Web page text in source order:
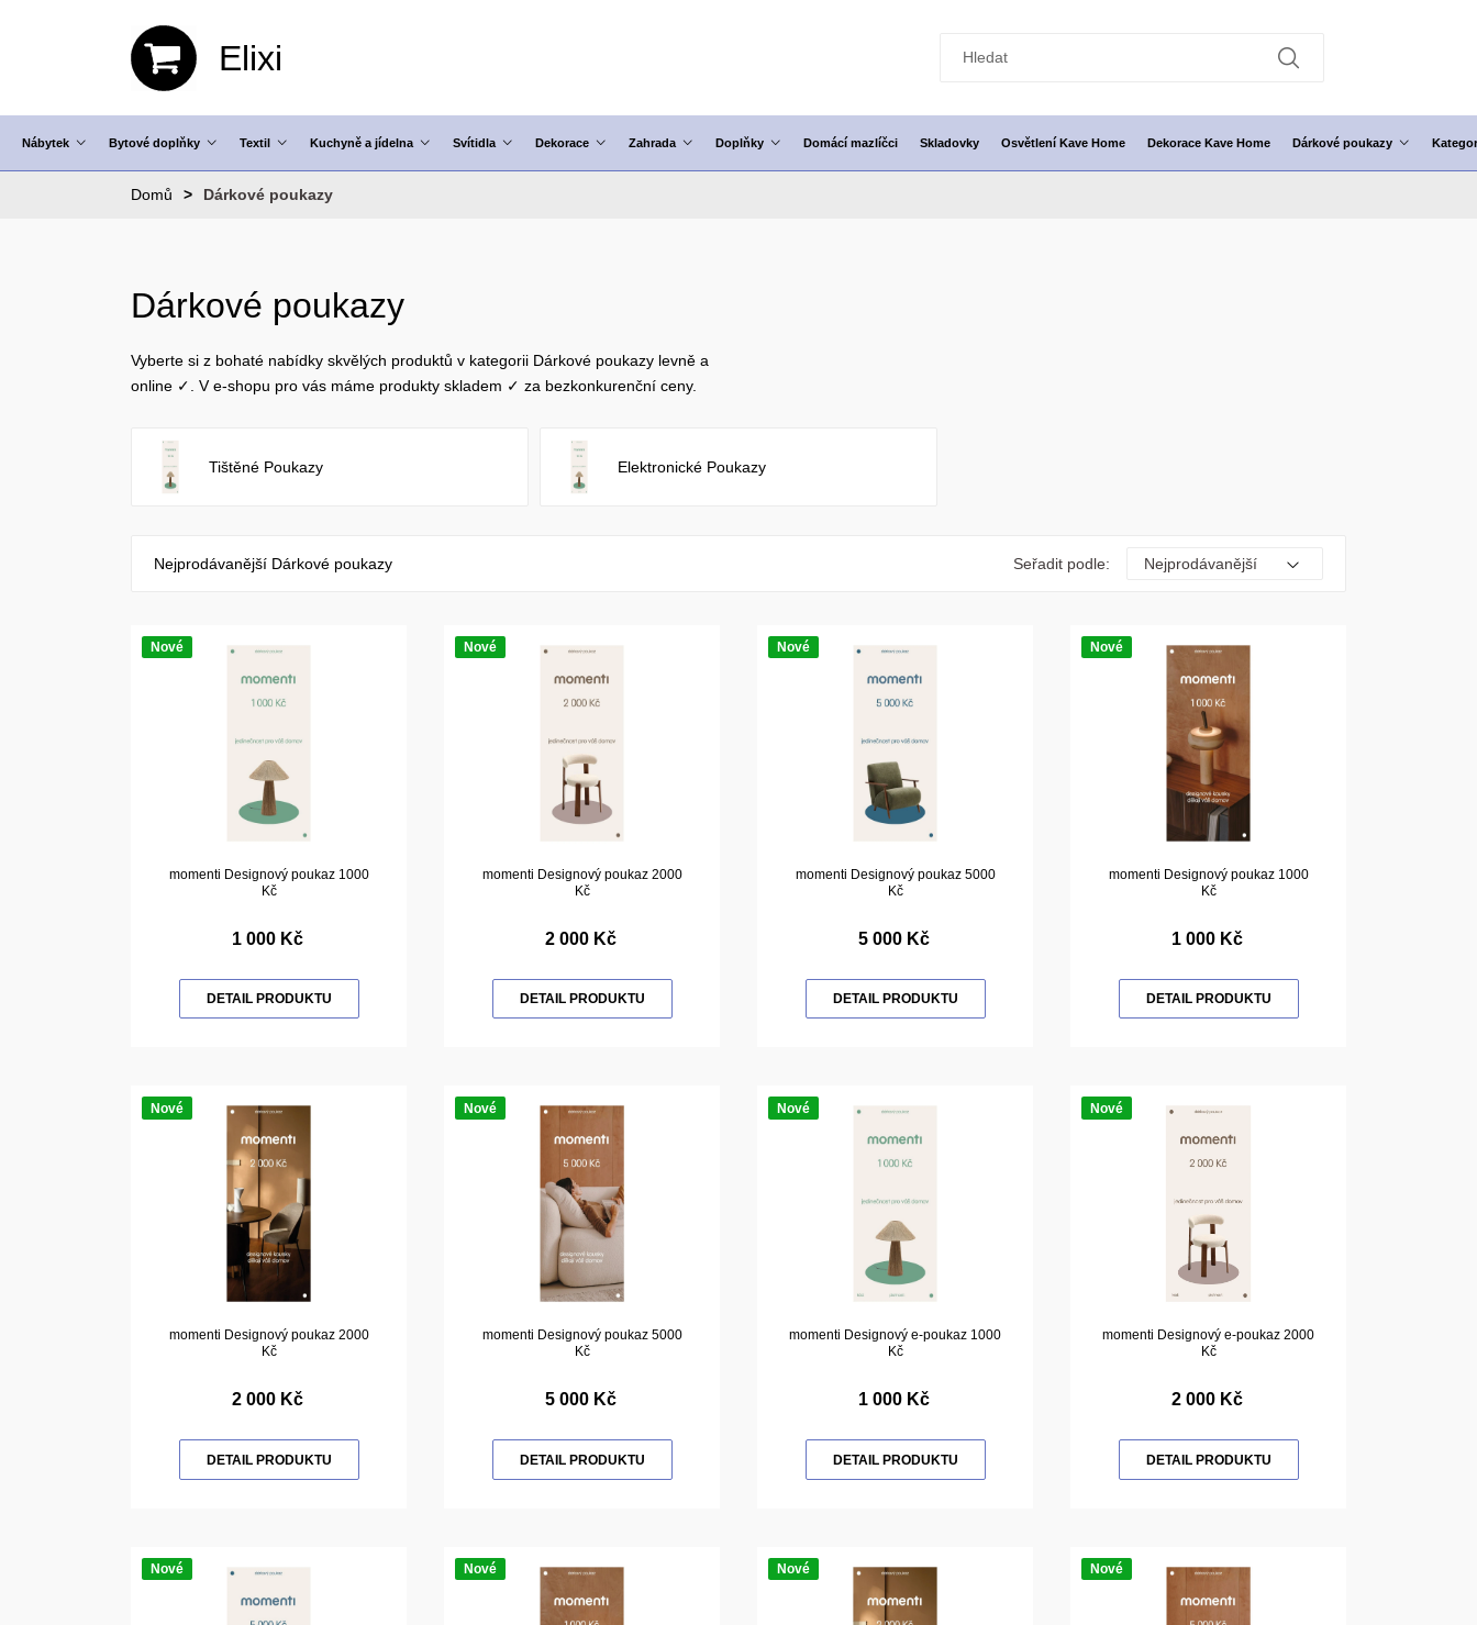
Elixi
Nábytek Bytové doplňky Textil Kuchyně a jídelna Svítidla Dekorace Zahrada Doplňky Domácí mazlíčci Skladovky Osvětlení Kave Home Dekorace Kave Home Dárkové poukazy
Domů Dárkové poukazy
Dárkové poukazy
Vyberte si z bohaté nabídky skvělých produktů v kategorii Dárkové poukazy levně a
online ✓. V e-shopu pro vás máme produkty skladem ✓ za bezkonkurenční ceny.
Tištěné Poukazy Elektronické Poukazy
Nejprodávanější Dárkové poukazy Seřadit podle:
Nové
momenti Designový poukaz 1000
Kč
1 000 Kč
DETAIL PRODUKTU
Nové
momenti Designový poukaz 2000
Kč
2 000 Kč
DETAIL PRODUKTU
Nové
momenti Designový poukaz 5000
Kč
5 000 Kč
DETAIL PRODUKTU
Nové
momenti Designový poukaz 1000
Kč
1 000 Kč
DETAIL PRODUKTU
Nové
momenti Designový poukaz 2000
Kč
2 000 Kč
DETAIL PRODUKTU
Nové
momenti Designový poukaz 5000
Kč
5 000 Kč
DETAIL PRODUKTU
Nové
momenti Designový e-poukaz 1000
Kč
1 000 Kč
DETAIL PRODUKTU
Nové
momenti Designový e-poukaz 2000
Kč
2 000 Kč
DETAIL PRODUKTU
Nové Nové Nové Nové